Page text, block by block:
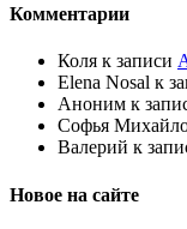
Комментарии
Коля к записи
Elena Nosal к
Аноним к
Софья
Валерий к
Новое на сайте